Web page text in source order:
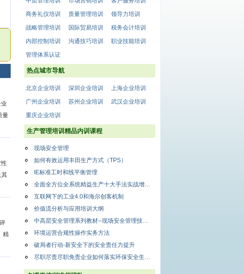
量
其
精
商务礼仪培训
质量管理培训
领导力培训
战略管理培训
国际贸易培训
税务会计培训
内部控制培训
沟通技巧培训
职业技能培训
管理体系认证
热点城市导航
北京企业培训 深圳企业培训
上海企业培训
广州企业培训
苏州企业培训
武汉企业培训
重庆企业培训
生产管理培训精品内训课程
现场安全管理
如何有效运用丰田生产方式（TPS）
IE标准工时和线平衡管理
全面全方位全系统精益生产十大手法实战增强版
互联网下的工业4.0和海尔创客机制
价值流分析与应用培训大纲
中高层安全管理系列教材--现场安全管理技能提升
环境运营合规性操作实务方法
破局者行动-新安全下的安全责任力提升
尽职尽责尽职免责企业如何落实环保安全生产主体责任